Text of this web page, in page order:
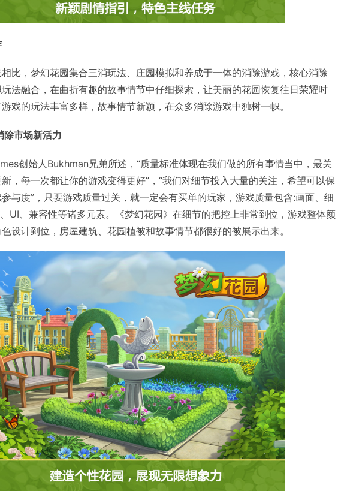
比，梦幻花园集合三消玩法、庄园模拟和养成于一体的消除游戏，核心消除
法融合，在曲折有趣的故事情节中仔细探索，让美丽的花园恢复往日荣耀时
戏的玩法丰富多样，故事情节新颖，在众多消除游戏中独树一帜。
除市场新活力
创始人Bukhman兄弟所述，“质量标准体现在我们做的所有事情当中，最关
，每一次都让你的游戏变得更好”，“我们对细节投入大量的关注，希望可以保
与度”，只要游戏质量过关，就一定会有买单的玩家，游戏质量包含:画面、细
UI、兼容性等诸多元素。《梦幻花园》在细节的把控上非常到位，游戏整体颜
设计到位，房屋建筑、花园植被和故事情节都很好的被展示出来。